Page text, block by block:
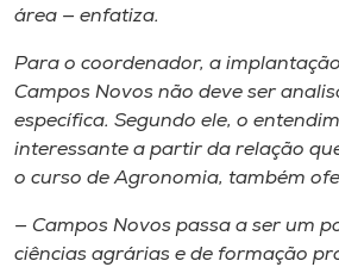
área — enfatiza.
Para o coordenador, a
Campos Novos não deve ser
específica. Segundo ele, o
interessante a partir da relação
o curso de Agronomia, também
— Campos Novos passa a ser um
ciências agrárias e de formação